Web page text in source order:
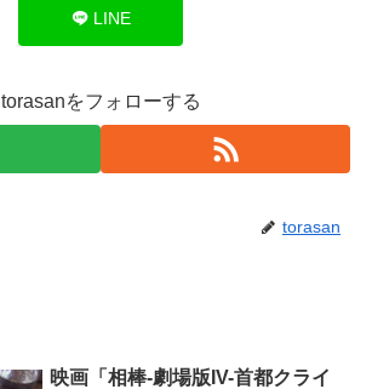
LINE
torasanをフォローする
torasan
映画「相棒-劇場版IV-首都クライ